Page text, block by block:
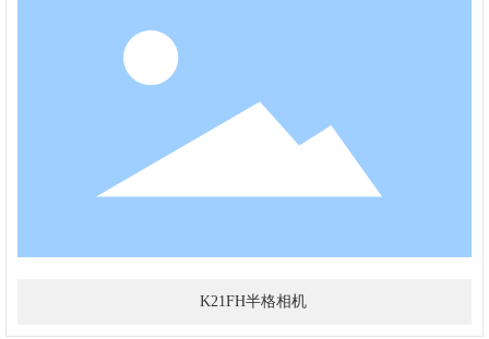
K21FH半格相机